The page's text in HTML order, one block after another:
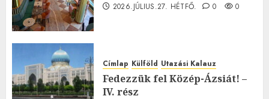
2026.JÚLIUS.27. HÉTFŐ. 0 0
Címlap Külföld Utazási Kalauz
Fedezzük fel Közép-Ázsiát! –
IV. rész